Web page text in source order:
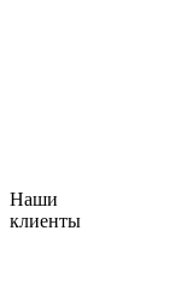
Наши
клиенты